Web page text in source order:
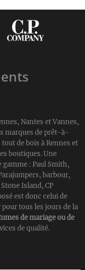
Nantes et Vannes,
marques de prêt-à-
de bois à Rennes et
boutiques. Une
gamme : Paul Smith,
barbour,
Island, CP
est donc celui de
tous les jours de la
de mariage ou de
de qualité.